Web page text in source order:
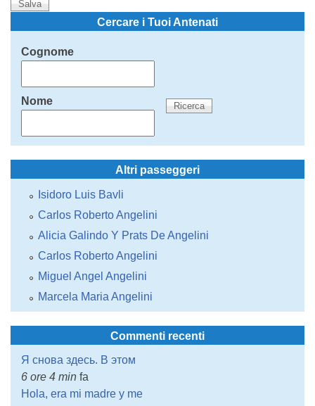
Cercare i Tuoi Antenati
Cognome
Nome
Altri passeggeri
Isidoro Luis Bavli
Carlos Roberto Angelini
Alicia Galindo Y Prats De Angelini
Carlos Roberto Angelini
Miguel Angel Angelini
Marcela Maria Angelini
Commenti recenti
Я снова здесь. В этом
6 ore 4 min fa
Hola, era mi madre y me